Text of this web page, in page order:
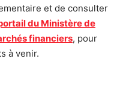
et de consulter
du Ministère de
financiers, pour
à venir.